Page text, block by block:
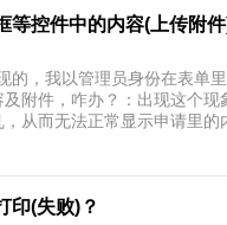
控件中的内容(上传附
，我以管理员身份在表单
附件，咋办？：出现这个
从而无法正常显示申请里的
印(失败)？